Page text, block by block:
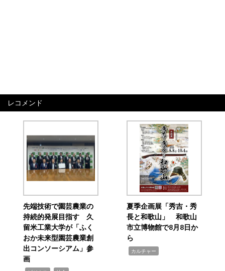
レコメンド
先端技術で園芸農業の
持続的発展目指す 久
留米工業大学が「ふく
おか未来型園芸農業創
出コンソーシアム」参
画
夏季企画展「秀吉・秀
長と和歌山」 和歌山
市立博物館で8月8日か
ら
カルチャー